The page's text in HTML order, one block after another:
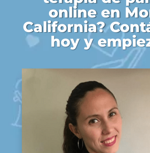
online en
California?
hoy y